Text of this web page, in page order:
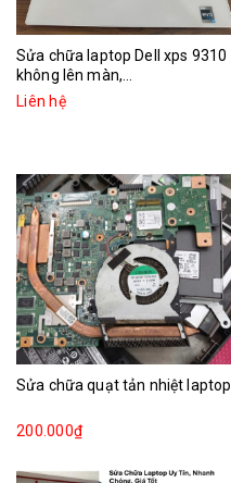
Sửa chữa laptop Dell xps 9310
không lên màn,...
Liên hệ
Sửa chữa quạt tản nhiệt laptop
200.000₫